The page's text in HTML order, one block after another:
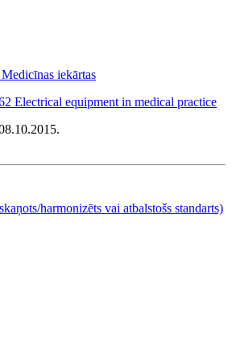
iekārtas
Electrical equipment in medical practice
harmonizēts vai atbalstošs standarts)